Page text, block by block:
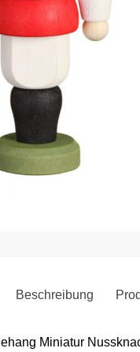
Beschreibung
Miniatur